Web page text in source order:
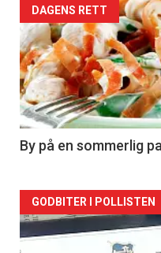
Forsiden
akkurat
nå
-
5
DAGENS RETT
By på en sommerlig
Forsiden
akkurat
GODBITER I POLLISTEN